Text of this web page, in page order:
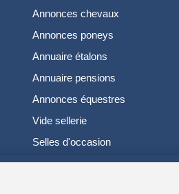
Annonces chevaux
Annonces poneys
Annuaire étalons
Annuaire pensions
Annonces équestres
Vide sellerie
Selles d'occasion